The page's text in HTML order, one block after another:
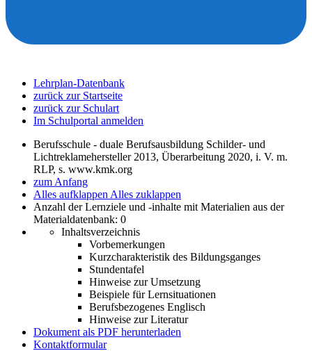
Lehrplan-Datenbank
zurück zur Startseite
zurück zur Schulart
Im Schulportal anmelden
Berufsschule - duale Berufsausbildung Schilder- und
Lichtreklamehersteller 2013, Überarbeitung 2020, i. V. m.
RLP, s. www.kmk.org
zum Anfang
Alles aufklappen Alles zuklappen
Anzahl der Lernziele und -inhalte mit Materialien aus der
Materialdatenbank: 0
Inhaltsverzeichnis
Vorbemerkungen
Kurzcharakteristik des Bildungsganges
Stundentafel
Hinweise zur Umsetzung
Beispiele für Lernsituationen
Berufsbezogenes Englisch
Hinweise zur Literatur
Dokument als PDF herunterladen
Kontaktformular